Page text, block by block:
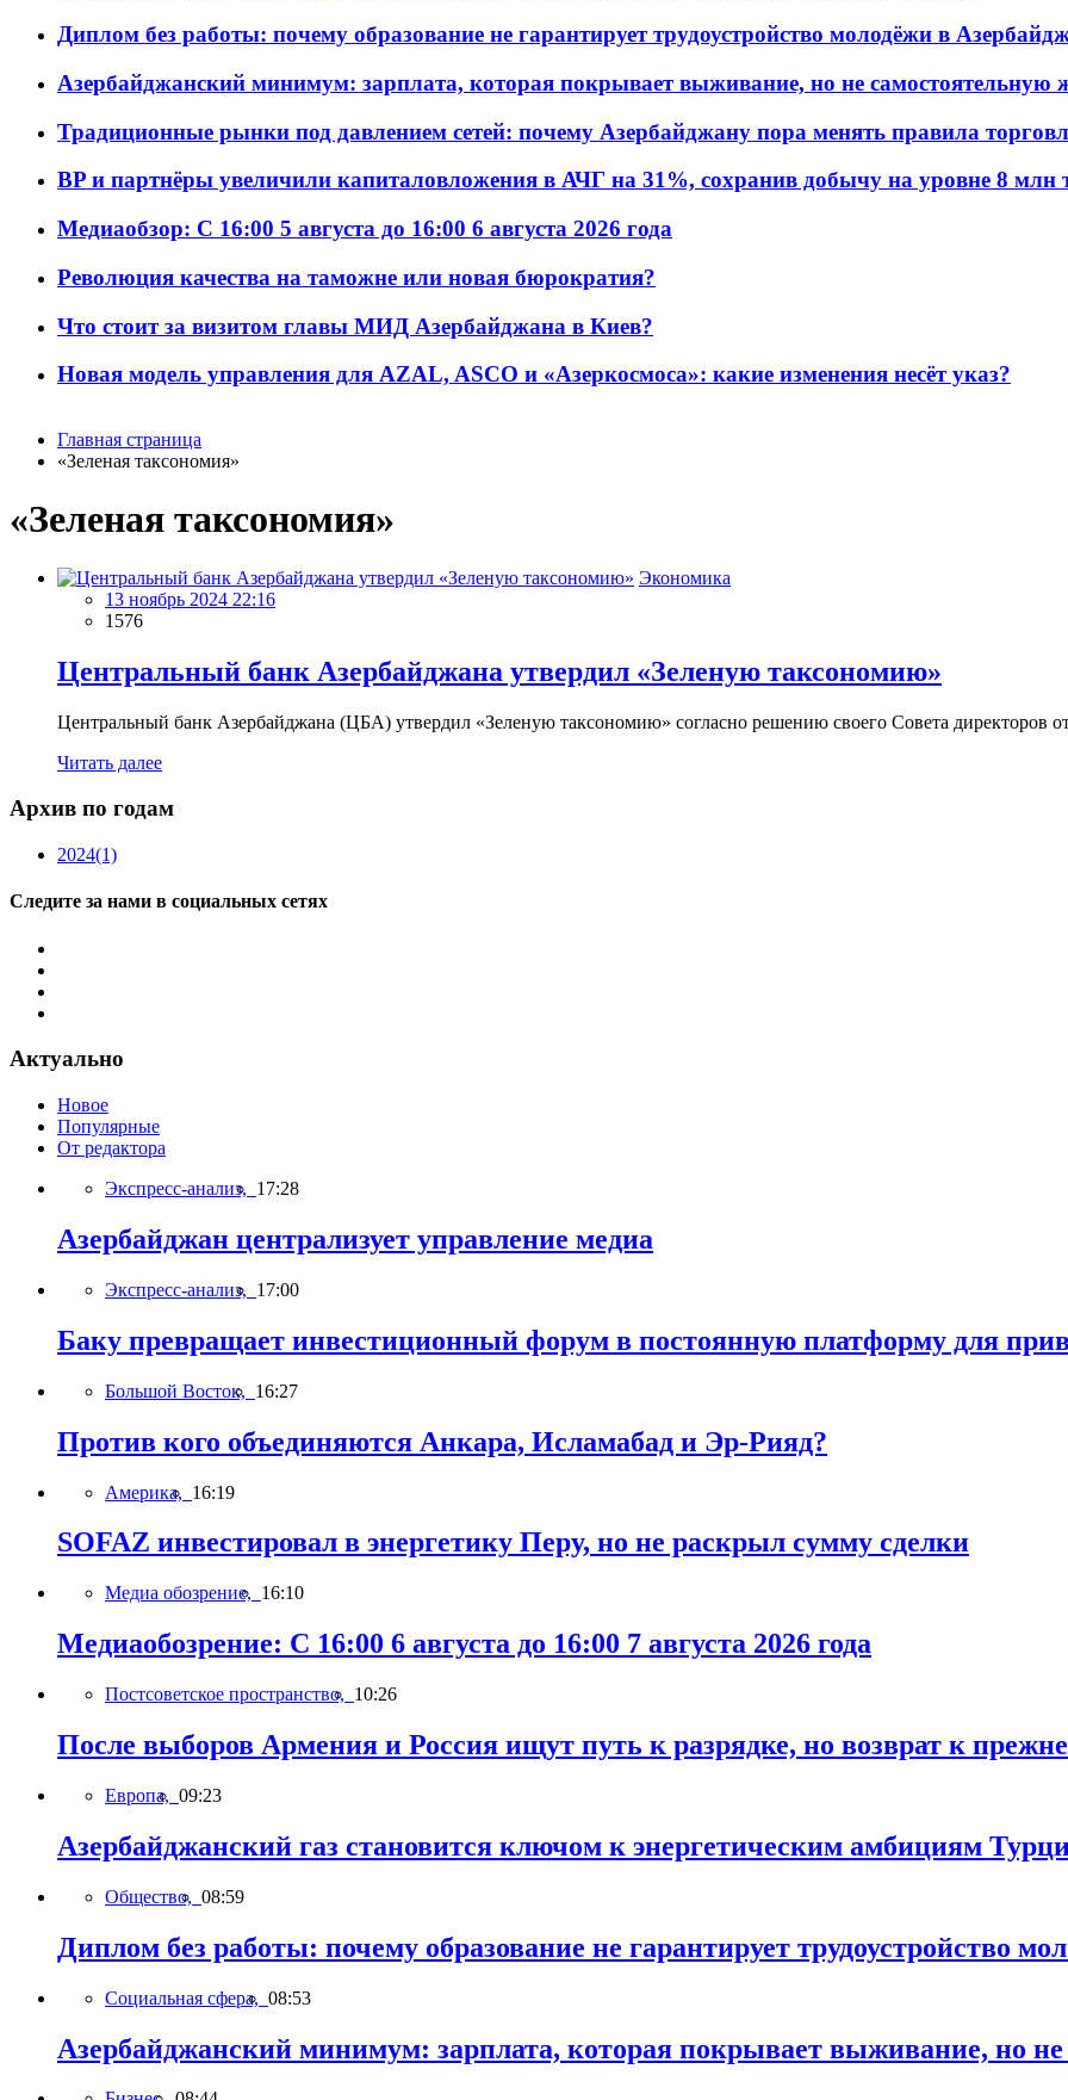
Диплом без работы: почему образование не гарантирует трудоустройство молодёжи в
Азербайджанский минимум: зарплата, которая покрывает выживание, но не самостоятельную
Традиционные рынки под давлением сетей: почему Азербайджану пора менять правила
BP и партнёры увеличили капиталовложения в АЧГ на 31%, сохранив добычу на уровне 8 млн
Медиаобзор: С 16:00 5 августа до 16:00 6 августа 2026 года
Революция качества на таможне или новая бюрократия?
Что стоит за визитом главы МИД Азербайджана в Киев?
Новая модель управления для AZAL, ASCO и «Азеркосмоса»: какие изменения несёт указ?
Главная страница
«Зеленая таксономия»
«Зеленая таксономия»
Экономика
13 ноябрь 2024 22:16
1576
Центральный банк Азербайджана утвердил «Зеленую таксономию»
Центральный банк Азербайджана (ЦБА) утвердил «Зеленую таксономию» согласно решению своего Совета директоров
Читать далее
Архив по годам
2024(1)
Следите за нами в социальных сетях
Актуально
Новое
Популярные
От редактора
Экспресс-анализ, 17:28
Азербайджан централизует управление медиа
Экспресс-анализ, 17:00
Баку превращает инвестиционный форум в постоянную платформу для
Большой Восток, 16:27
Против кого объединяются Анкара, Исламабад и Эр-Рияд?
Америка, 16:19
SOFAZ инвестировал в энергетику Перу, но не раскрыл сумму сделки
Медиа обозрение, 16:10
Медиаобозрение: С 16:00 6 августа до 16:00 7 августа 2026 года
Постсоветское пространство, 10:26
После выборов Армения и Россия ищут путь к разрядке, но возврат к
Европа, 09:23
Азербайджанский газ становится ключом к энергетическим амбициям
Общество, 08:59
Диплом без работы: почему образование не гарантирует трудоустройство
Социальная сфера, 08:53
Азербайджанский минимум: зарплата, которая покрывает выживание, но